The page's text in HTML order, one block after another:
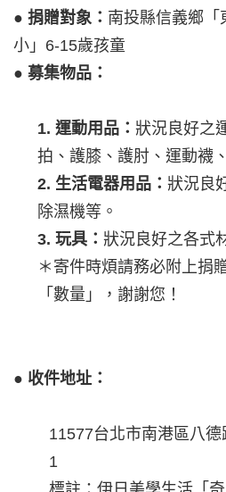
● 捐贈對象： 南投縣信義鄉「
小」6-15歲孩童
● 募集物品：
1. 運動用品： 狀況良好之
拍、護膝、護肘、運動襪
2. 生活電器用品： 狀況良
除濕機等。
3. 玩具： 狀況良好之各式
＊寄件時煩請務必附上捐
「數量」，謝謝您！
● 收件地址：
11577台北市南港區八
1